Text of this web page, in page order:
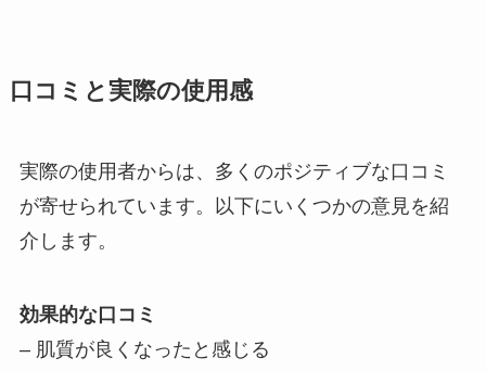
口コミと実際の使用感
実際の使用者からは、多くのポジティブな口コミ
が寄せられています。以下にいくつかの意見を紹
介します。
効果的な口コミ
– 肌質が良くなったと感じる